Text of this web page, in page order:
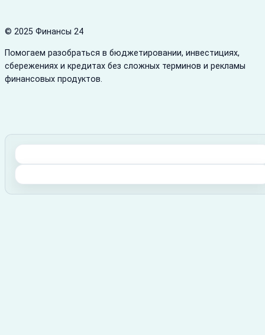
© 2025 Финансы 24
Помогаем разобраться в бюджетировании, инвестициях,
сбережениях и кредитах без сложных терминов и рекламы
финансовых продуктов.